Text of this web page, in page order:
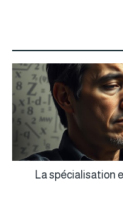
La spécialisation